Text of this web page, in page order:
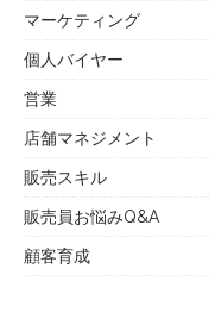
マーケティング
個人バイヤー
営業
店舗マネジメント
販売スキル
販売員お悩みQ&A
顧客育成